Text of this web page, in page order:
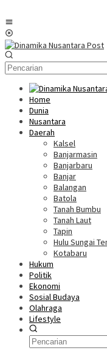
Home
Dunia
Nusantara
Daerah
Kalsel
Banjarmasin
Banjarbaru
Banjar
Balangan
Batola
Tanah Bumbu
Tanah Laut
Tapin
Hulu Sungai
Kotabaru
Hukum
Politik
Ekonomi
Sosial Budaya
Olahraga
Lifestyle